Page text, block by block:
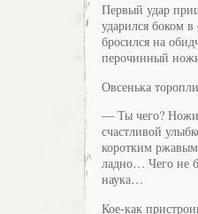
Первый удар
ударился боком
бросился на
перочинный
Овсенька
— Ты чего?
счастливой
коротким
ладно… Чего не
наука…
Кое-как